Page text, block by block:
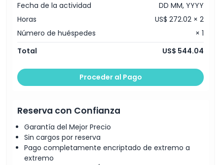
Fecha de la actividad
DD MM, YYYY
Horas
US$ 272.02 × 2
Número de huéspedes
× 1
Total
US$ 544.04
Proceder al Pago
Reserva con Confianza
Garantía del Mejor Precio
Sin cargos por reserva
Pago completamente encriptado de extremo a
extremo